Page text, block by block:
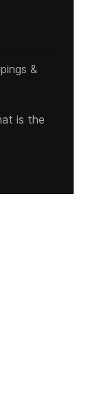
&
is the